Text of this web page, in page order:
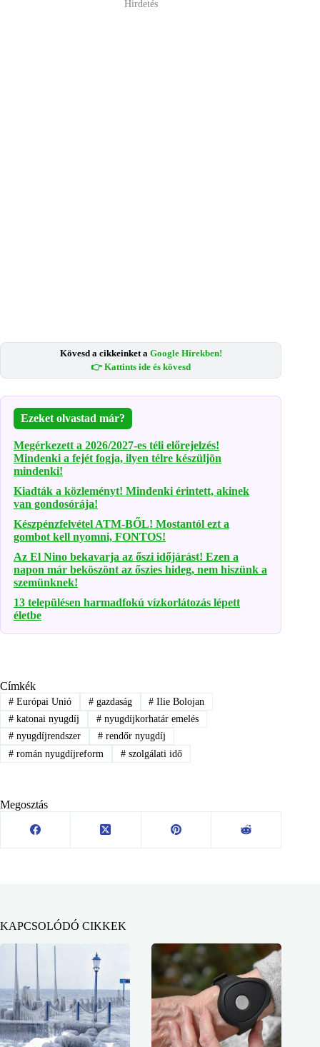
Hirdetés
Kövesd a cikkeinket a Google Hírekben!
👉 Kattints ide és kövesd
Ezeket olvastad már?
Megérkezett a 2026/2027-es téli előrejelzés!
Mindenki a fejét fogja, ilyen télre készüljön
mindenki!
Kiadták a közleményt! Mindenki érintett, akinek
van gondosórája!
Készpénzfelvétel ATM-BŐL! Mostantól ezt a
gombot kell nyomni, FONTOS!
Az El Nino bekavarja az őszi időjárást! Ezen a
napon már beköszönt az őszies hideg, nem hiszünk a
szemünknek!
13 településen harmadfokú vízkorlátozás lépett
életbe
Címkék
#Európai Unió #gazdaság # Ilie Bolojan
#katonai nyugdíj #nyugdíjkorhatár emelés
#nyugdíjrendszer #rendőr nyugdíj
#román nyugdíjreform #szolgálati idő
Megosztás
KAPCSOLÓDÓ CIKKEK